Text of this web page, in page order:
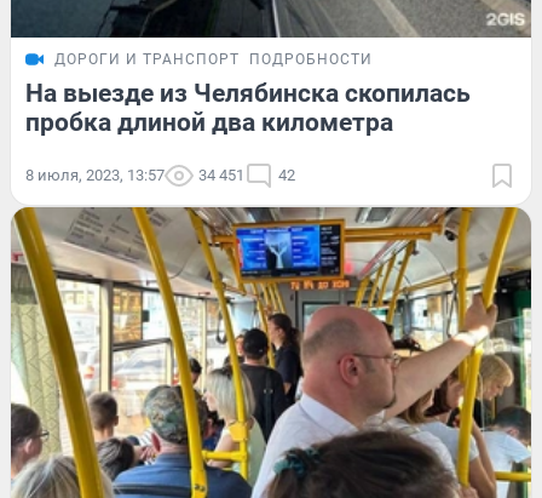
ДОРОГИ И ТРАНСПОРТ ПОДРОБНОСТИ
На выезде из Челябинска скопилась
пробка длиной два километра
8 июля, 2023, 13:57 34 451 42